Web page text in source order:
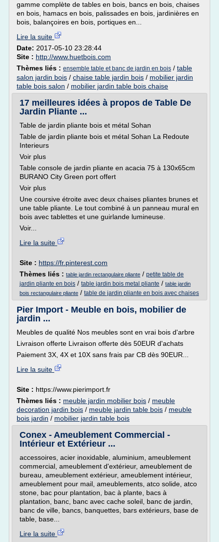
gamme complète de tables en bois, bancs en bois, chaises
en bois, hamacs en bois, palissades en bois, jardinières en
bois, balançoires en bois, portiques en...
Lire la suite
Date: 2017-05-10 23:28:44
Site : http://www.huetbois.com
Thèmes liés : ensemble table et banc de jardin en bois / table
salon jardin bois / chaise table jardin bois / mobilier jardin
table bois salon / mobilier jardin table bois chaise
17 meilleures idées à propos de Table De
Jardin Pliante ...
Table de jardin pliante bois et métal Sohan
Table de jardin pliante bois et métal Sohan La Redoute
Interieurs
Voir plus
Table console de jardin pliante en acacia 75 à 130x65cm
BURANO City Green port offert
Voir plus
Une coursive étroite avec deux chaises pliantes brunes et
une table pliante. Le tout combiné à un panneau mural en
bois avec tablettes et une guirlande lumineuse.
Voir...
Lire la suite
Site : https://fr.pinterest.com
Thèmes liés : table jardin rectangulaire pliante / petite table de
jardin pliante en bois / table jardin bois metal pliante / table jardin
bois rectangulaire pliante / table de jardin pliante en bois avec chaises
Pier Import - Meuble en bois, mobilier de
jardin ...
Meubles de qualité Nos meubles sont en vrai bois d'arbre
Livraison offerte Livraison offerte dès 50EUR d'achats
Paiement 3X, 4X et 10X sans frais par CB dès 90EUR...
Lire la suite
Site : https://www.pierimport.fr
Thèmes liés : meuble jardin mobilier bois / meuble
decoration jardin bois / meuble jardin table bois / meuble
bois jardin / mobilier jardin table bois
Conex - Ameublement Commercial -
Intérieur et Extérieur ...
accessoires, acier inoxidable, aluminium, ameublement
commercial, ameublement d'extérieur, ameublement de
bureau, ameublement extérieur, ameublement intérieur,
ameublement pour mail, ameublements, atco solide, atco
stone, bac pour plantation, bac à plante, bacs à
plantation, banc, banc avec cache soleil, banc de jardin,
banc de ville, bancs, banquettes, bars extérieurs, base de
table, base...
Lire la suite